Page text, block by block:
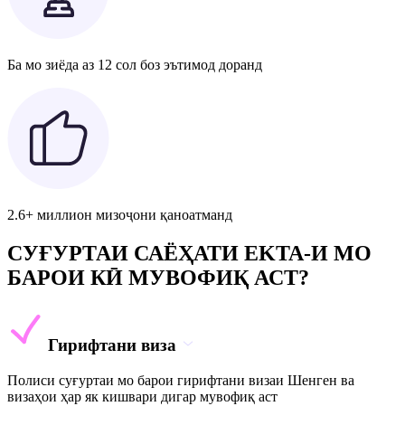
Ба мо зиёда аз 12 сол боз эътимод доранд
2.6+ миллион мизоҷони қаноатманд
СУҒУРТАИ САЁҲАТИ EKTA-И МО
БАРОИ КӢ МУВОФИҚ АСТ?
Гирифтани виза
Полиси суғуртаи мо барои гирифтани визаи Шенген ва
визаҳои ҳар як кишвари дигар мувофиқ аст